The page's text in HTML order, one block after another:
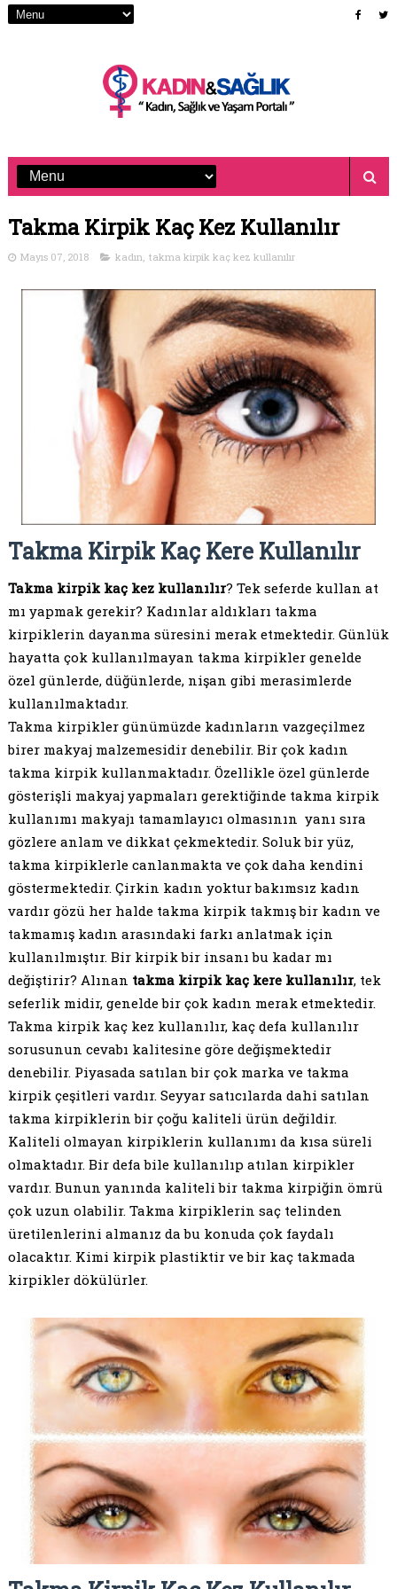
Takma Kirpik Kaç Kez Kullanılır
Mayıs 07, 2018 kadın, takma kirpik kaç kez kullanılır
Takma Kirpik Kaç Kere Kullanılır
Takma kirpik kaç kez kullanılır? Tek seferde kullan at
mı yapmak gerekir? Kadınlar aldıkları takma
kirpiklerin dayanma süresini merak etmektedir. Günlük
hayatta çok kullanılmayan takma kirpikler genelde
özel günlerde, düğünlerde, nişan gibi merasimlerde
kullanılmaktadır.
Takma kirpikler günümüzde kadınların vazgeçilmez
birer makyaj malzemesidir denebilir. Bir çok kadın
takma kirpik kullanmaktadır. Özellikle özel günlerde
gösterişli makyaj yapmaları gerektiğinde takma kirpik
kullanımı makyajı tamamlayıcı olmasının yanı sıra
gözlere anlam ve dikkat çekmektedir. Soluk bir yüz,
takma kirpiklerle canlanmakta ve çok daha kendini
göstermektedir. Çirkin kadın yoktur bakımsız kadın
vardır gözü her halde takma kirpik takmış bir kadın ve
takmamış kadın arasındaki farkı anlatmak için
kullanılmıştır. Bir kirpik bir insanı bu kadar mı
değiştirir? Alınan takma kirpik kaç kere kullanılır, tek
seferlik midir, genelde bir çok kadın merak etmektedir.
Takma kirpik kaç kez kullanılır, kaç defa kullanılır
sorusunun cevabı kalitesine göre değişmektedir
denebilir. Piyasada satılan bir çok marka ve takma
kirpik çeşitleri vardır. Seyyar satıcılarda dahi satılan
takma kirpiklerin bir çoğu kaliteli ürün değildir.
Kaliteli olmayan kirpiklerin kullanımı da kısa süreli
olmaktadır. Bir defa bile kullanılıp atılan kirpikler
vardır. Bunun yanında kaliteli bir takma kirpiğin ömrü
çok uzun olabilir. Takma kirpiklerin saç telinden
üretilenlerini almanız da bu konuda çok faydalı
olacaktır. Kimi kirpik plastiktir ve bir kaç takmada
kirpikler dökülürler.